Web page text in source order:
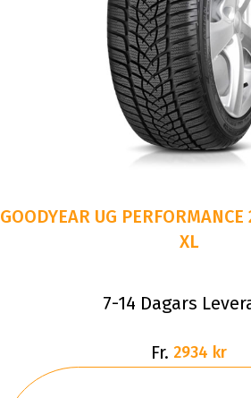
GOODYEAR UG
XL
7-14 Dagars
Fr. 2934 kr